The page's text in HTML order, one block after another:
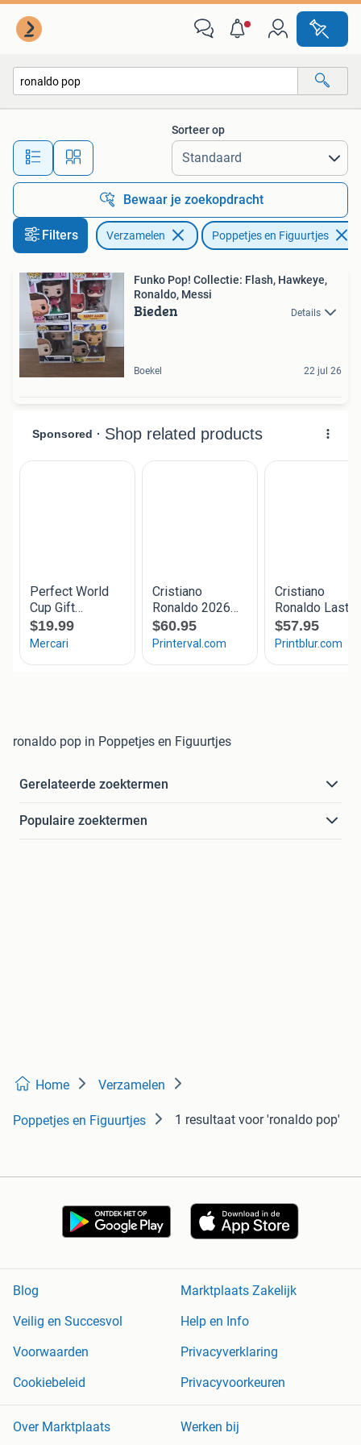
Alle afstanden…
Sorteer op
Bewaar je zoekopdracht
Filters Verzamelen Poppetjes en Figuurtjes
Funko Pop! Collectie: Flash, Hawkeye,
Ronaldo, Messi
Bieden Details
Boekel 22 jul 26
ronaldo pop in Poppetjes en Figuurtjes
Gerelateerde zoektermen
Populaire zoektermen
Home Verzamelen
Poppetjes en Figuurtjes 1 resultaat voor 'ronaldo pop'
Blog
Marktplaats Zakelijk
Veilig en Succesvol
Help en Info
Voorwaarden
Privacyverklaring
Cookiebeleid
Privacyvoorkeuren
Over Marktplaats Werken bij